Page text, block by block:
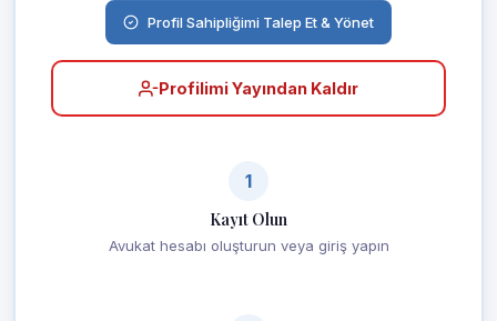
Profil Sahipliğimi Talep Et & Yönet
Profilimi Yayından Kaldır
1
Kayıt Olun
Avukat hesabı oluşturun veya giriş yapın